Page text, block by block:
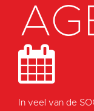
In veel van de